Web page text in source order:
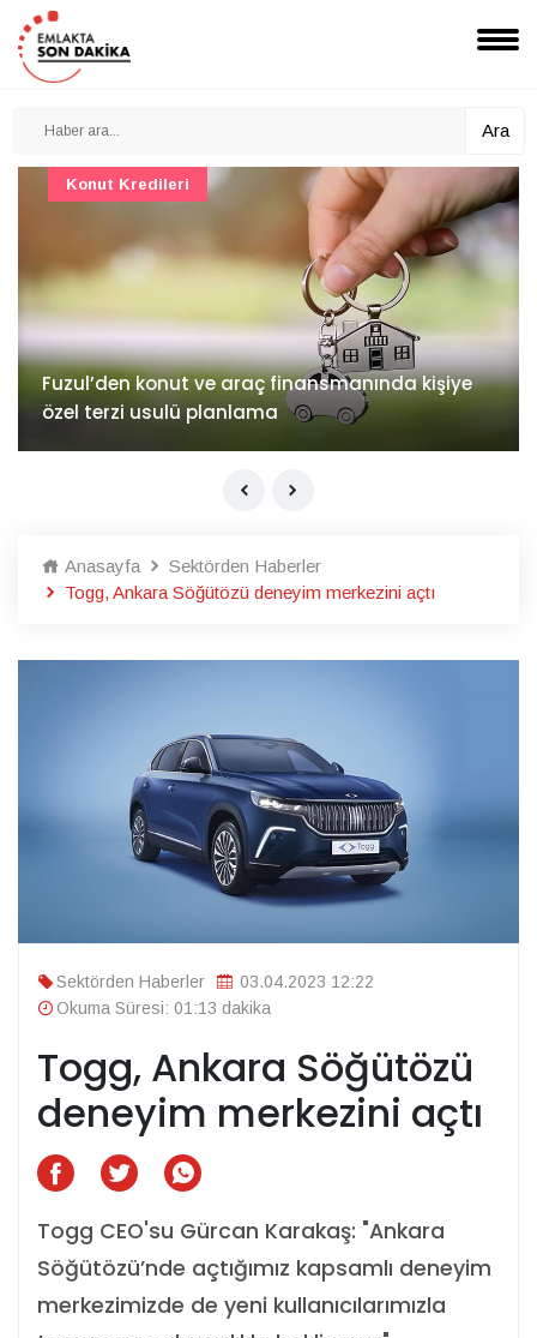
Ara
İv Kandilli'de yaşam yakında başlıyor
Konut Projeleri
Anasayfa
Sektörden Haberler
Togg, Ankara Söğütözü deneyim merkezini açtı
Sektörden Haberler
03.04.2023 12:22
Okuma Süresi: 01:13 dakika
Togg, Ankara Söğütözü
deneyim merkezini açtı
Togg CEO'su Gürcan Karakaş: "Ankara
Söğütözü’nde açtığımız kapsamlı deneyim
merkezimizde de yeni kullanıcılarımızla